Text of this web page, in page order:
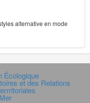
alternative en mode
Écologique
et des Relations